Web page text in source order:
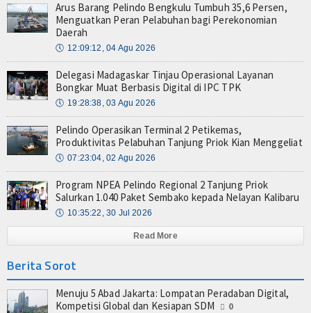
Arus Barang Pelindo Bengkulu Tumbuh 35,6 Persen,
Menguatkan Peran Pelabuhan bagi Perekonomian
Daerah
🕔 12:09:12, 04 Agu 2026
Delegasi Madagaskar Tinjau Operasional Layanan
Bongkar Muat Berbasis Digital di IPC TPK
🕔 19:28:38, 03 Agu 2026
Pelindo Operasikan Terminal 2 Petikemas,
Produktivitas Pelabuhan Tanjung Priok Kian Menggeliat
🕔 07:23:04, 02 Agu 2026
Program NPEA Pelindo Regional 2 Tanjung Priok
Salurkan 1.040 Paket Sembako kepada Nelayan Kalibaru
🕔 10:35:22, 30 Jul 2026
Read More
Berita Sorot
Menuju 5 Abad Jakarta: Lompatan Peradaban Digital,
Kompetisi Global dan Kesiapan SDM
0